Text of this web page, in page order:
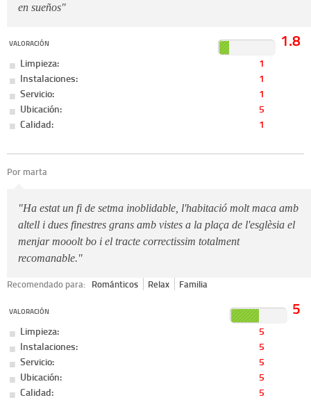
en sueños"
VALORACIÓN 1.8
Limpieza:
1
Instalaciones:
1
Servicio:
1
Ubicación:
5
Calidad:
1
Por marta
"Ha estat un fi de setma inoblidable, l'habitació molt maca amb
altell i dues finestres grans amb vistes a la plaça de l'esglèsia el
menjar mooolt bo i el tracte correctissim totalment
recomanable."
Recomendado para: Románticos Relax Familia
VALORACIÓN 5
Limpieza:
5
Instalaciones:
5
Servicio:
5
Ubicación:
5
Calidad:
5